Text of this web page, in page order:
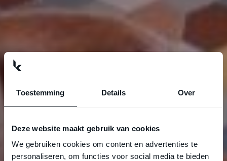
Toestemming Details Over
Deze website maakt gebruik van cookies
We gebruiken cookies om content en advertenties te
personaliseren, om functies voor social media te bieden